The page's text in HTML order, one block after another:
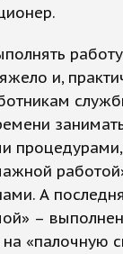
и,
процедурами,
А
–
«палочную